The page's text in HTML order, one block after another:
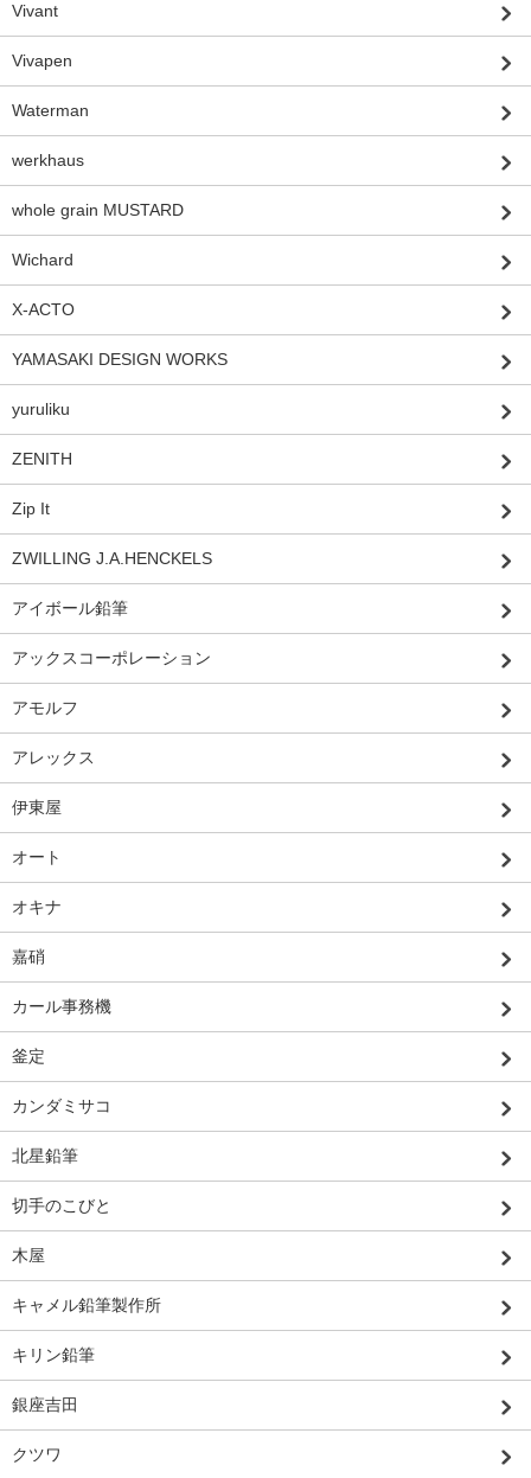
Vivant
Vivapen
Waterman
werkhaus
whole grain MUSTARD
Wichard
X-ACTO
YAMASAKI DESIGN WORKS
yuruliku
ZENITH
Zip It
ZWILLING J.A.HENCKELS
アイボール鉛筆
アックスコーポレーション
アモルフ
アレックス
伊東屋
オート
オキナ
嘉硝
カール事務機
釜定
カンダミサコ
北星鉛筆
切手のこびと
木屋
キャメル鉛筆製作所
キリン鉛筆
銀座吉田
クツワ